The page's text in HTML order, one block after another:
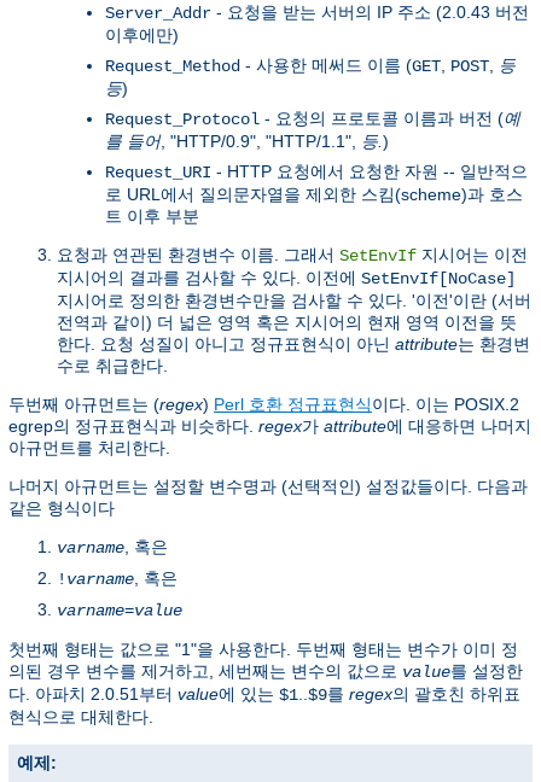
Server_Addr - 요청을 받는 서버의 IP 주소 (2.0.43 버전
이후에만)
Request_Method - 사용한 메써드 이름 (GET POST
등
등)
Request_Protocol - 요청의 프로토콜 이름과 버전 (예
를 들어, "HTTP/0.9", "HTTP/1.1", 등. )
Request_URI - HTTP 요청에서 요청한 자원 -- 일반적으
로 URL에서 질의문자열을 제외한 스킴(scheme)과 호스
트 이후 부분
요청과 연관된 환경변수 이름. 그래서 SetEnvIf 지시어는 이전
지시어의 결과를 검사할 수 있다. 이전에 SetEnvIf[NoCase]
지시어로 정의한 환경변수만을 검사할 수 있다. '이전'이란 (서버
전역과 같이) 더 넓은 영역 혹은 지시어의 현재 영역 이전을 뜻
한다. 요청 성질이 아니고 정규표현식이 아닌 attribute는 환경변
수로 취급한다.
두번째 아규먼트는 (regex) Perl 호환 정규표현식이다. 이는 POSIX.2
egrep의 정규표현식과 비슷하다. regex가 attribute에 대응하면 나머지
아규먼트를 처리한다.
나머지 아규먼트는 설정할 변수명과 (선택적인) 설정값들이다. 다음과
같은 형식이다
varname , 혹은
! varname , 혹은
varname=value
첫번째 형태는 값으로 "1"을 사용한다. 두번째 형태는 변수가 이미 정
의된 경우 변수를 제거하고, 세번째는 변수의 값으로 value를 설정한
다. 아파치 2.0.51부터 value에 있는 $1 $9를 regex의 괄호친 하위표
현식으로 대체한다.
예제: